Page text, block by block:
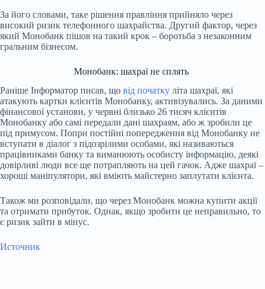
За його словами, таке рішення правління прийняло через
високий ризик телефонного шахрайства. Другий фактор, через
який Монобанк пішов на такий крок – боротьба з незаконним
гральним бізнесом.
Монобанк: шахраї не сплять
Раніше Інформатор писав, що від початку літа шахраї, які
атакують картки клієнтів Монобанку, активізувались. За даними
фінансової установи, у червні близько 26 тисяч клієнтів
Монобанку або самі передали дані шахраям, або ж зробили це
під примусом. Попри постійні попередження від Монобанку не
вступати в діалог з підозрілими особами, які називаються
працівниками банку та виманюють особисту інформацію, деякі
довірливі люди все ще потрапляють на цей гачок. Адже шахраї –
хороші маніпулятори, які вміють майстерно заплутати клієнта.
Також ми розповідали, що через Монобанк можна купити акції
та отримати прибуток. Однак, якщо зробити це неправильно, то
є ризик зайти в мінус.
Источник